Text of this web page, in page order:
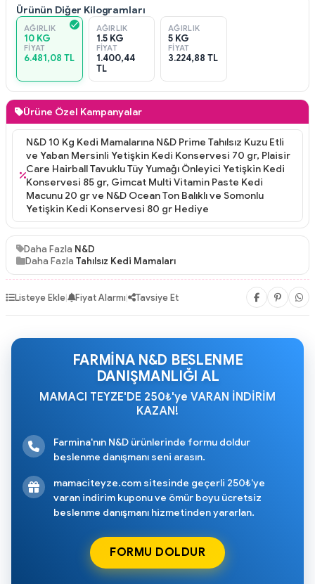
Ürünün Diğer Kilogramları
AĞIRLIK
10 KG
FIYAT
6.481,08 TL
AĞIRLIK
1.5 KG
FIYAT
1.400,44
TL
AĞIRLIK
5 KG
FIYAT
3.224,88 TL
Ürüne Özel Kampanyalar
N&D 10 Kg Kedi Mamalarına N&D Prime Tahılsız Kuzu Etli
ve Yaban Mersinli Yetişkin Kedi Konservesi 70 gr, Plaisir
Care Hairball Tavuklu Tüy Yumağı Önleyici Yetişkin Kedi
Konservesi 85 gr, Gimcat Multi Vitamin Paste Kedi
Macunu 20 gr ve N&D Ocean Ton Balıklı ve Somonlu
Yetişkin Kedi Konservesi 80 gr Hediye
Daha Fazla N&D
Daha Fazla Tahılsız Kedi Mamaları
Listeye Ekle| Fiyat Alarmı| Tavsiye Et
FARMİNA N&D BESLENME
DANIŞMANLIĞI AL
MAMACI TEYZE'DE 250₺'ye VARAN İNDİRİM
KAZAN!
Farmina'nın N&D ürünlerinde formu doldur
beslenme danışmanı seni arasın.
mamaciteyze.com sitesinde geçerli 250₺'ye
varan indirim kuponu ve ömür boyu ücretsiz
beslenme danışmanı hizmetinden yararlan.
FORMU DOLDUR